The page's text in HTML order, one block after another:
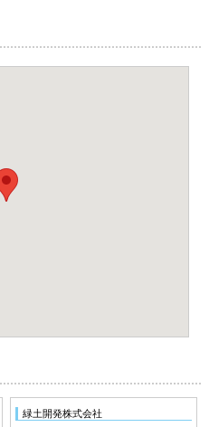
緑土開発株式会社